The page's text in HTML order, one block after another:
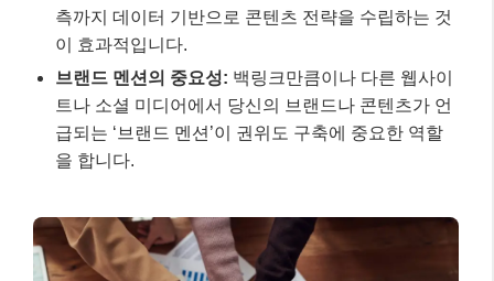
측까지 데이터 기반으로 콘텐츠 전략을 수립하는 것
이 효과적입니다.
브랜드 멘션의 중요성: 백링크만큼이나 다른 웹사이
트나 소셜 미디어에서 당신의 브랜드나 콘텐츠가 언
급되는 ‘브랜드 멘션’이 권위도 구축에 중요한 역할
을 합니다.